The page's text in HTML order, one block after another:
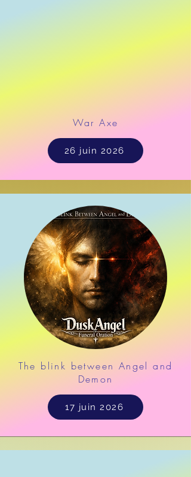
War Axe
26 juin 2026
The blink between Angel and
Demon
17 juin 2026